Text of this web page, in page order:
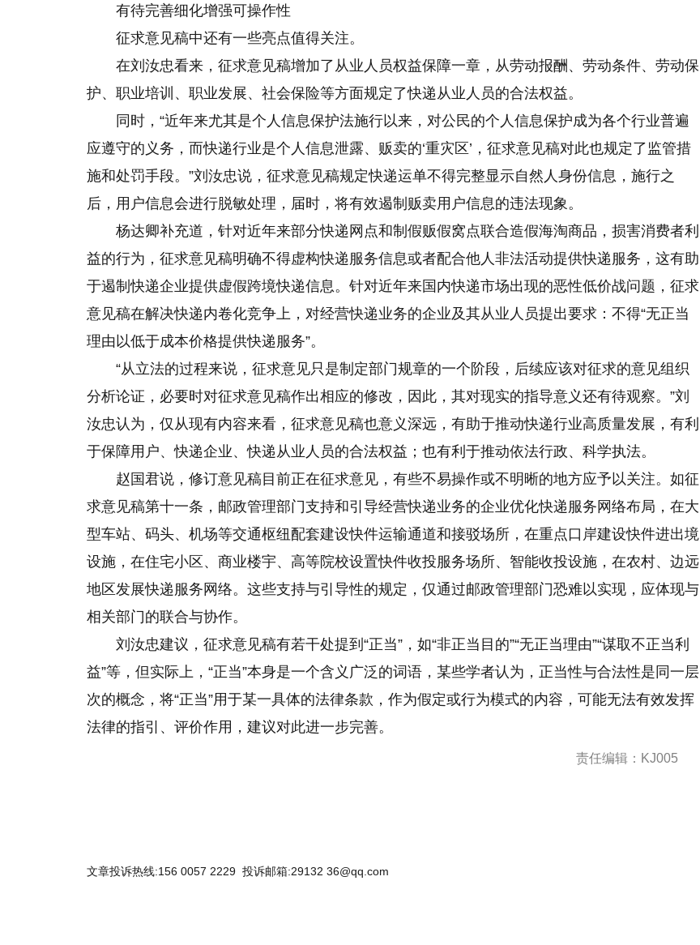
有待完善细化增强可操作性
征求意见稿中还有一些亮点值得关注。
在刘汝忠看来，征求意见稿增加了从业人员权益保障一章，从劳动报酬、劳动条件、劳动保
护、职业培训、职业发展、社会保险等方面规定了快递从业人员的合法权益。
同时，“近年来尤其是个人信息保护法施行以来，对公民的个人信息保护成为各个行业普遍
应遵守的义务，而快递行业是个人信息泄露、贩卖的‘重灾区’，征求意见稿对此也规定了监管措
施和处罚手段。”刘汝忠说，征求意见稿规定快递运单不得完整显示自然人身份信息，施行之
后，用户信息会进行脱敏处理，届时，将有效遏制贩卖用户信息的违法现象。
杨达卿补充道，针对近年来部分快递网点和制假贩假窝点联合造假海淘商品，损害消费者利
益的行为，征求意见稿明确不得虚构快递服务信息或者配合他人非法活动提供快递服务，这有助
于遏制快递企业提供虚假跨境快递信息。针对近年来国内快递市场出现的恶性低价战问题，征求
意见稿在解决快递内卷化竞争上，对经营快递业务的企业及其从业人员提出要求：不得“无正当
理由以低于成本价格提供快递服务”。
“从立法的过程来说，征求意见只是制定部门规章的一个阶段，后续应该对征求的意见组织
分析论证，必要时对征求意见稿作出相应的修改，因此，其对现实的指导意义还有待观察。”刘
汝忠认为，仅从现有内容来看，征求意见稿也意义深远，有助于推动快递行业高质量发展，有利
于保障用户、快递企业、快递从业人员的合法权益；也有利于推动依法行政、科学执法。
赵国君说，修订意见稿目前正在征求意见，有些不易操作或不明晰的地方应予以关注。如征
求意见稿第十一条，邮政管理部门支持和引导经营快递业务的企业优化快递服务网络布局，在大
型车站、码头、机场等交通枢纽配套建设快件运输通道和接驳场所，在重点口岸建设快件进出境
设施，在住宅小区、商业楼宇、高等院校设置快件收投服务场所、智能收投设施，在农村、边远
地区发展快递服务网络。这些支持与引导性的规定，仅通过邮政管理部门恐难以实现，应体现与
相关部门的联合与协作。
刘汝忠建议，征求意见稿有若干处提到“正当”，如“非正当目的”“无正当理由”“谋取不正当利
益”等，但实际上，“正当”本身是一个含义广泛的词语，某些学者认为，正当性与合法性是同一层
次的概念，将“正当”用于某一具体的法律条款，作为假定或行为模式的内容，可能无法有效发挥
法律的指引、评价作用，建议对此进一步完善。
责任编辑：KJ005
文章投诉热线:156 0057 2229 投诉邮箱:29132 36@qq.com